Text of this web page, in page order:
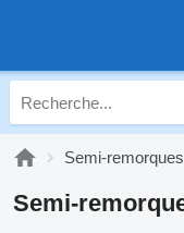
Semi-remorques
Semi-